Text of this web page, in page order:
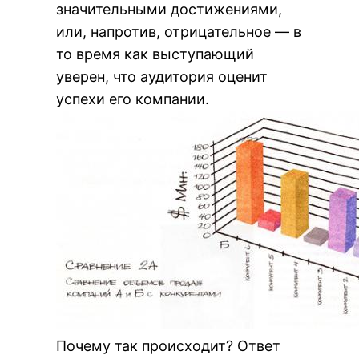
значительными достижениями,
или, напротив, отрицательное — в
то время как выступающий
уверен, что аудитория оценит
успехи его компании.
Почему так происходит? Ответ